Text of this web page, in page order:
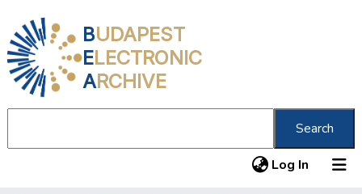
BUDAPEST
ELECTRONIC
ARCHIVE
Search
Log In (current)